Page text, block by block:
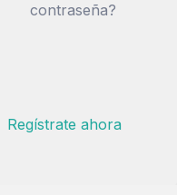
contraseña?
Regístrate ahora